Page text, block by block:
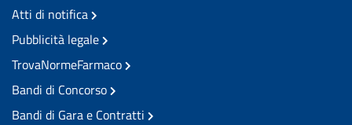
Atti di notifica
Pubblicità legale
TrovaNormeFarmaco
Bandi di Concorso
Bandi di Gara e Contratti